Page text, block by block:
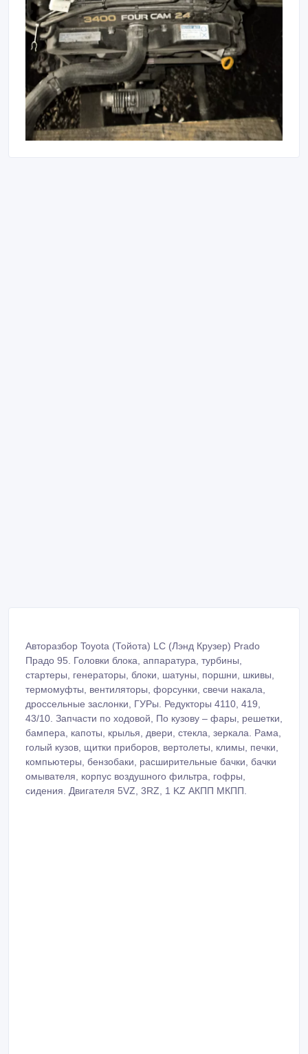
Авторазбор Toyota (Тойота) LC (Лэнд Крузер) Prado
Прадо 95. Головки блока, аппаратура, турбины,
стартеры, генераторы, блоки, шатуны, поршни, шкивы,
термомуфты, вентиляторы, форсунки, свечи накала,
дроссельные заслонки, ГУРы. Редукторы 4110, 419,
43/10. Запчасти по ходовой, По кузову – фары, решетки,
бампера, капоты, крылья, двери, стекла, зеркала. Рама,
голый кузов, щитки приборов, вертолеты, климы, печки,
компьютеры, бензобаки, расширительные бачки, бачки
омывателя, корпус воздушного фильтра, гофры,
сидения. Двигателя 5VZ, 3RZ, 1 KZ АКПП МКПП.